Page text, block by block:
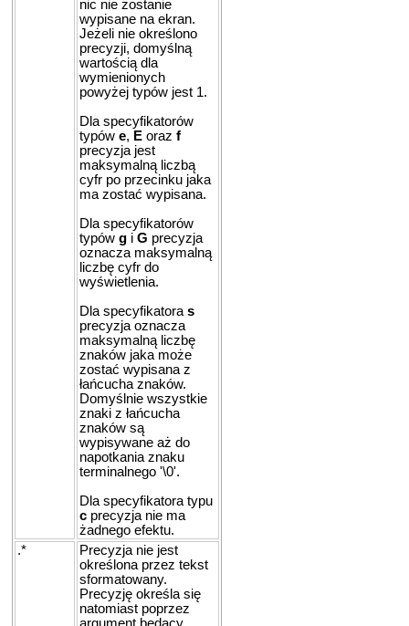
nic nie zostanie
wypisane na ekran.
Jeżeli nie określono
precyzji, domyślną
wartością dla
wymienionych
powyżej typów jest 1.
Dla specyfikatorów
typów e, E oraz f
precyzja jest
maksymalną liczbą
cyfr po przecinku jaka
ma zostać wypisana.
Dla specyfikatorów
typów g i G precyzja
oznacza maksymalną
liczbę cyfr do
wyświetlenia.
Dla specyfikatora s
precyzja oznacza
maksymalną liczbę
znaków jaka może
zostać wypisana z
łańcucha znaków.
Domyślnie wszystkie
znaki z łańcucha
znaków są
wypisywane aż do
napotkania znaku
terminalnego '\0'.
Dla specyfikatora typu
c precyzja nie ma
żadnego efektu.
.*
Precyzja nie jest
określona przez tekst
sformatowany.
Precyzję określa się
natomiast poprzez